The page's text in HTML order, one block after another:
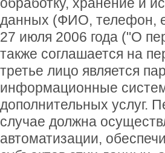
данных (ФИО, телефон,
27 июля 2006 года ("О
также соглашается на
третье лицо является
информационные
дополнительных услуг.
случае должна
автоматизации,